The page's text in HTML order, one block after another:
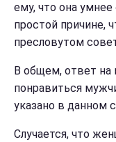
ему, что она умнее
простой причине,
пресловутом
В общем, ответ на
понравиться
указано в данном
Случается, что